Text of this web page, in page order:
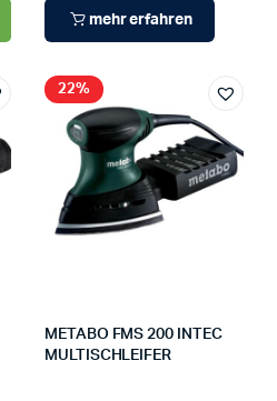
mehr erfahren
22%
METABO FMS 200 INTEC
MULTISCHLEIFER